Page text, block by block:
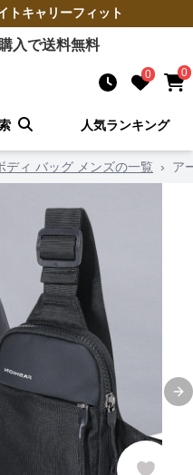
トキャリーフィット
入で送料無料
0 0
人気ランキング
ディ バッグ メンズの一覧 › ア